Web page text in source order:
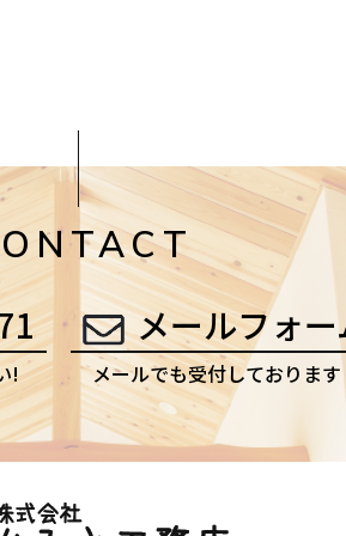
CONTACT
!
メールフォー
メールでも受付しております